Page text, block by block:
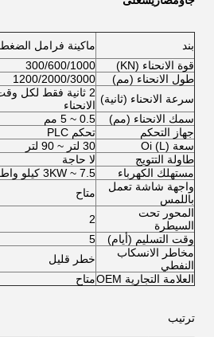
بند ماكينة فرامل الضغط
قوة الانحناء (KN)
300/600/1000
طول الانحناء (مم)
1200/2000/3000
سرعة الانحناء (ثانية)
2 ثانية فقط لكل
الانحناء
سمك الانحناء (مم)
0.5 ~ 5 مم
جهاز التحكم
تحكم PLC
سعة Oi (L)
30 لتر ~ 90 لتر
طاولة التتويج
لا حاجة
مستهلك الكهرباء
3KW ~ 7.5 كيلو واط
واجهة شاشة تعمل
باللمس
متاح
المحور تحت
السيطرة
2
وقت التسليم (أيام)
5
مخاطر الانسكاب
النفطي
خطر قليل
العلامة التجارية OEM
متاح
ترتيب